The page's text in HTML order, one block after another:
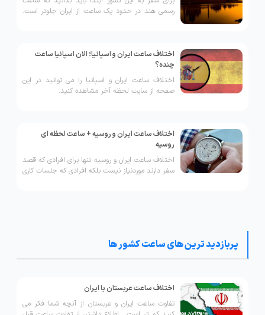
رسمی هند در حدود یک ساعت از ایران جلوتر است.
اختلاف ساعت ایران و اسپانیا؛ الان اسپانیا ساعت
چنده؟
اختلاف ساعت ایران و اسپانیا را می توانید در این
صفحه از سایت لحظه آخر مشاهده کنید.
اختلاف ساعت ایران و روسیه + ساعت لحظه ای
روسیه
اختلاف ساعت ایران و روسیه تنها برای افرادی که قصد
سفر دارند مورد‌نیاز نیست بلکه افرادی که جلسات کاری
پربازدید ترین های ساعت کشور ها
اختلاف ساعت عربستان با ایران
تفاوت ساعت ایران و عربستان از آنچه شما فکر می